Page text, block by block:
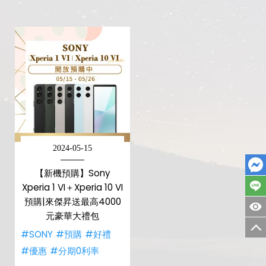
2024-05-15
【新機預購】Sony
Xperia 1 VI＋Xperia 10 VI
預購|來傑昇送最高4000
元豪華大禮包
#SONY #預購 #好禮
#優惠 #分期0利率